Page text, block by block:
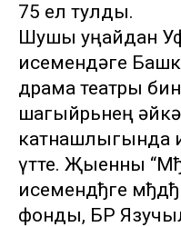
75 ел тулды.
Шушы уңайдан
исемендәге
драма театры
шагыйрьнең
катнашлыгында
үтте. Җыенны
исемендђге
фонды, БР